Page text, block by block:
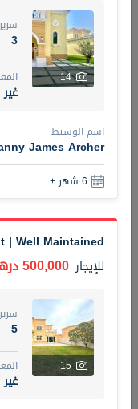
اسم الوسيط
ABBAS VAKIL
5 أشهر +
2701 ON RENT
شقةللإيجار 95,000 درهم
3
1
اسم الوسيط
KHANBHAI
SIRAJUDDIN
تصفية
14
سرير
3
اسم الوسيط
James Archer
6 شهر +
| Well Maintained
للإيجار 500,000 درهم
15
سرير
5